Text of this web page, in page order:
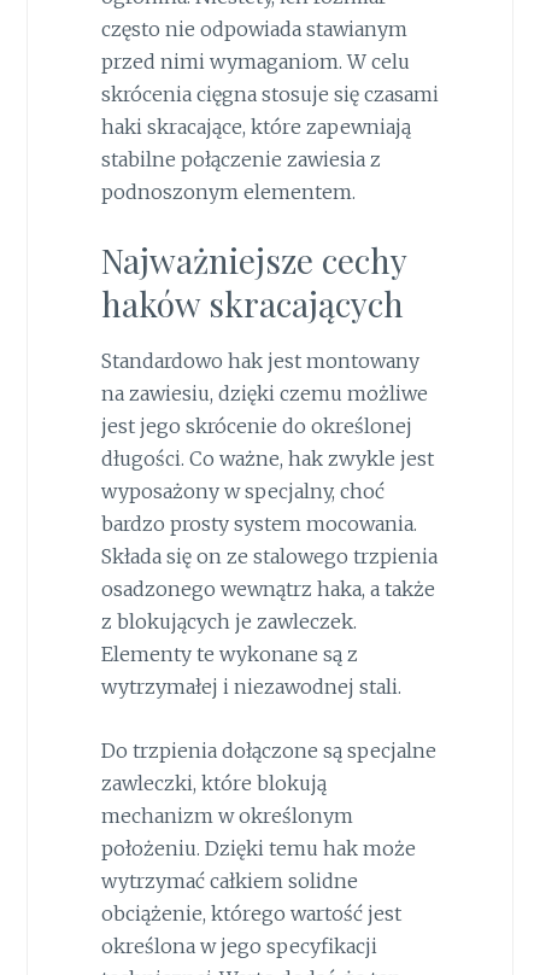
często nie odpowiada stawianym
przed nimi wymaganiom. W celu
skrócenia cięgna stosuje się czasami
haki skracające, które zapewniają
stabilne połączenie zawiesia z
podnoszonym elementem.
Najważniejsze cechy
haków skracających
Standardowo hak jest montowany
na zawiesiu, dzięki czemu możliwe
jest jego skrócenie do określonej
długości. Co ważne, hak zwykle jest
wyposażony w specjalny, choć
bardzo prosty system mocowania.
Składa się on ze stalowego trzpienia
osadzonego wewnątrz haka, a także
z blokujących je zawleczek.
Elementy te wykonane są z
wytrzymałej i niezawodnej stali.
Do trzpienia dołączone są specjalne
zawleczki, które blokują
mechanizm w określonym
położeniu. Dzięki temu hak może
wytrzymać całkiem solidne
obciążenie, którego wartość jest
określona w jego specyfikacji